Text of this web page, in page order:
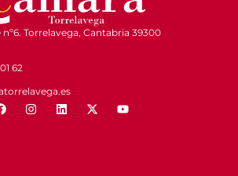
nº6. Torrelavega, Cantabria 39300
62